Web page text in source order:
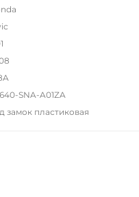
SNA-A01ZA
замок пластиковая